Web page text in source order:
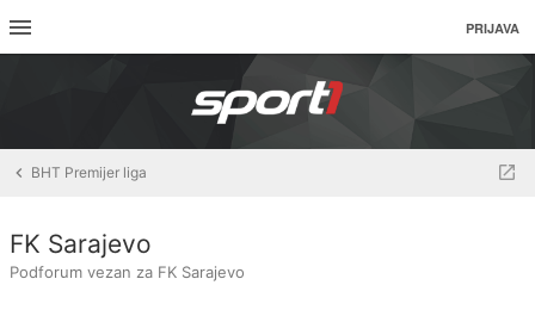
PRIJAVA
BHT Premijer liga
FK Sarajevo
Podforum vezan za FK Sarajevo